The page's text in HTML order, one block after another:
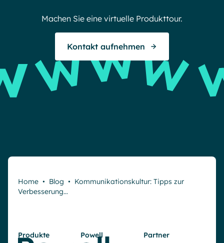
Machen Sie eine virtuelle Produkttour.
Kontakt aufnehmen
Home • Blog • Kommunikationskultur: Tipps zur
Verbesserung…
Produkte
Powell
Partner